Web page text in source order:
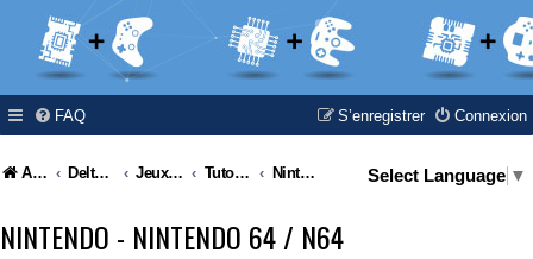
FAQ Connexion
S’enregistrer
Accueil Delta Island Jeux Video Tutoriel / Modding / Hack & Info Nintendo - Nintendo 64 / N64 Select Language ▼
NINTENDO - NINTENDO 64 / N64